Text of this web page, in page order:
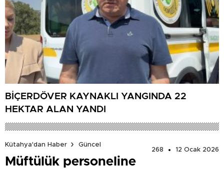
BİÇERDÖVER KAYNAKLI YANGINDA 22
HEKTAR ALAN YANDI
Kütahya'dan Haber
Güncel
268
12 Ocak 2026
Müftülük personeline